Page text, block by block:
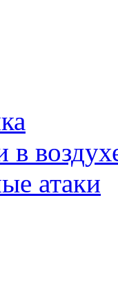
в
атаки